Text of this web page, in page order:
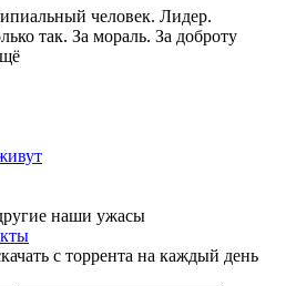
человек. Лидер.
так. За мораль. За доброту
наши ужасы
с торрента на каждый день